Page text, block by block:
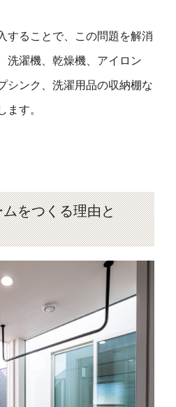
することで、この問題を解消
洗濯機、乾燥機、アイロン
シンク、洗濯用品の収納棚な
ます。
をつくる理由と